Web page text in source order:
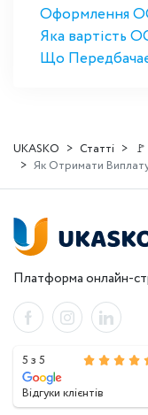
Оформлення
Яка вартість
Що
UKASKO Статті
Як Отримати
Платформа онлайн-
5 з 5
Відгуки клієнтів